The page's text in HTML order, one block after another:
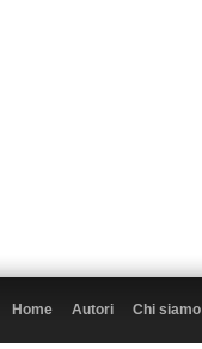
Home Autori Chi siamo